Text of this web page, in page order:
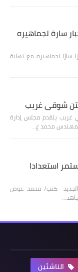
سارة لجماهيره
لجماهيره مع نهاية
شوقي غريب
غريب يتقدم مجلس إدارة
محمد ع…
استعدادا
الجديد كتب/ محمد عوض
الناشئين